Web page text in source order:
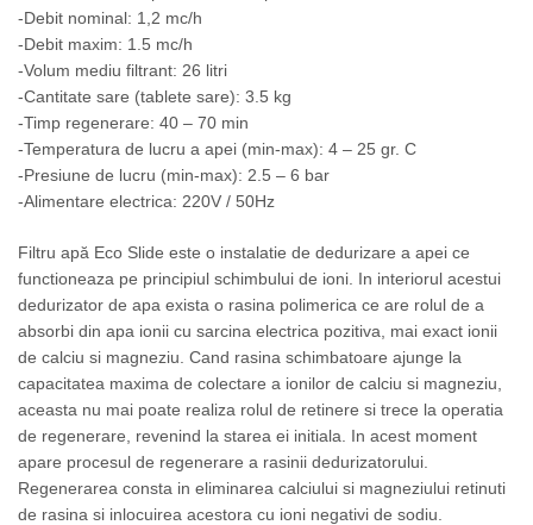
-Debit nominal: 1,2 mc/h
-Debit maxim: 1.5 mc/h
-Volum mediu filtrant: 26 litri
-Cantitate sare (tablete sare): 3.5 kg
-Timp regenerare: 40 – 70 min
-Temperatura de lucru a apei (min-max): 4 – 25 gr. C
-Presiune de lucru (min-max): 2.5 – 6 bar
-Alimentare electrica: 220V / 50Hz
Filtru apă Eco Slide este o instalatie de dedurizare a apei ce
functioneaza pe principiul schimbului de ioni. In interiorul acestui
dedurizator de apa exista o rasina polimerica ce are rolul de a
absorbi din apa ionii cu sarcina electrica pozitiva, mai exact ionii
de calciu si magneziu. Cand rasina schimbatoare ajunge la
capacitatea maxima de colectare a ionilor de calciu si magneziu,
aceasta nu mai poate realiza rolul de retinere si trece la operatia
de regenerare, revenind la starea ei initiala. In acest moment
apare procesul de regenerare a rasinii dedurizatorului.
Regenerarea consta in eliminarea calciului si magneziului retinuti
de rasina si inlocuirea acestora cu ioni negativi de sodiu.